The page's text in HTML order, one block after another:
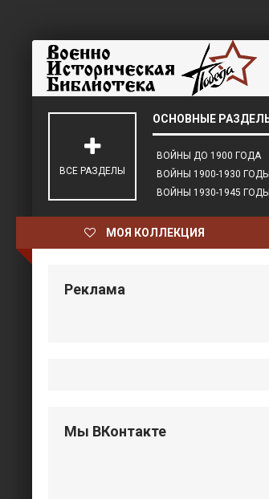
ВОЙНЫ ДО 1900 ГОДА
ВОЙНЫ 1900-1930 ГОДЫ
ВОЙНЫ 1930-1945 ГОДЫ
ВСЕ РАЗДЕЛЫ
МОЯ КОЛЛЕКЦИЯ
Реклама
Мы ВКонтакте